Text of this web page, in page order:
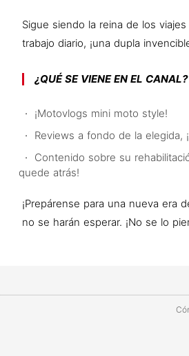
Sigue siendo la reina de los
trabajo diario, ¡una dupla
¿QUÉ SE VIENE EN EL CANAL?
¡Motovlogs mini moto style!
Reviews a fondo de la elegida,
Contenido sobre su
quede atrás!
¡Prepárense para una nueva era
no se harán esperar. ¡No se lo